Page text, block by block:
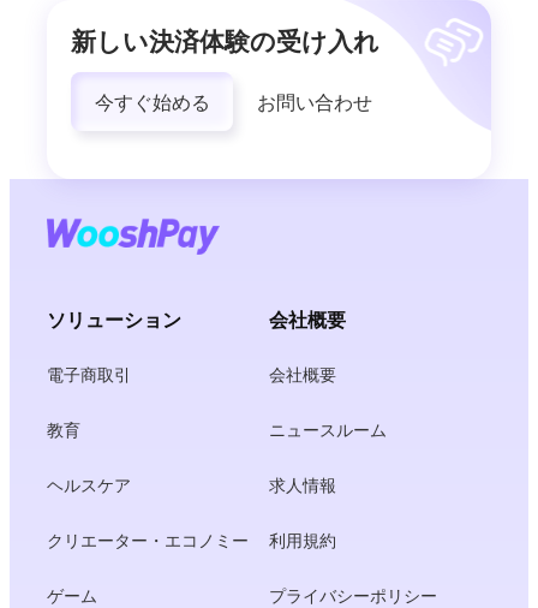
新しい決済体験の受け入れ
今すぐ始める お問い合わせ
ソリューション
電子商取引
教育
ヘルスケア
クリエーター・エコノミー
ゲーム
会社概要
会社概要
ニュースルーム
求人情報
利用規約
プライバシーポリシー